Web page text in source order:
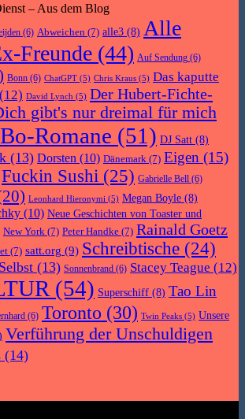
– Aus dem Blog
(6) Abweichen (7) alle3 (8) Alle
Freunde (44) Auf Sendung (6)
Bonn (6) ChatGPT (5) Chris Kraus (5) Das kaputte
(12) David Lynch (5) Der Hubert-Fichte-
gibt's nur dreimal für mich
Romane (51) DJ Satt (8)
(13) Dorsten (10) Dänemark (7) Eigen (15)
Fuckin Sushi (25) Gabrielle Bell (6)
Leonhard Hieronymi (5) Megan Boyle (8)
(10) Neue Geschichten von Toaster und
New York (7) Peter Handke (7) Rainald Goetz
(7) satt.org (9) Schreibtische (24)
(13) Sonnenbrand (6) Stacey Teague (12)
(54) Superschiff (8) Tao Lin
(6) Toronto (30) Twin Peaks (5) Unsere
Verführung der Unschuldigen
(14)